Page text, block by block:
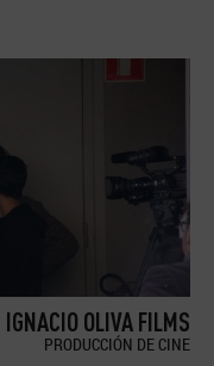
IGNACIO OLIVA FILMS
PRODUCCIÓN DE CINE